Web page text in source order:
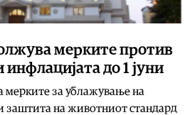
мерките против
до 1 јуни
мерките за ублажување на
заштита на животниот стандард